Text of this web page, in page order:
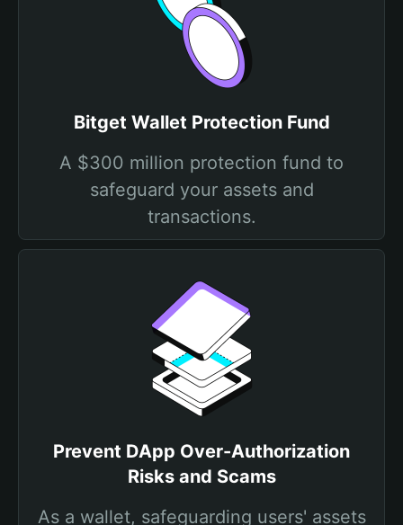
Bitget Wallet Protection Fund
A $300 million protection fund to
safeguard your assets and
transactions.
Prevent DApp Over-Authorization
Risks and Scams
As a wallet, safeguarding users' assets